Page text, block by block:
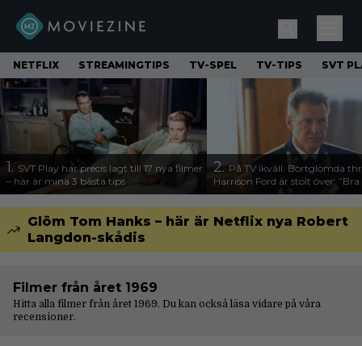
NETFLIX STREAMINGTIPS TV-SPEL TV-TIPS SVT
1. SVT Play har precis lagt till 17 nya filmer
– här är mina 3 bästa tips
2. På TV ikväll: Bortglömda
Harrison Ford är stolt över:
Glöm Tom Hanks – här är Netflix nya Robert
Langdon-skådis
Filmer från året 1969
Hitta alla filmer från året 1969. Du kan också läsa vidare på våra
recensioner.